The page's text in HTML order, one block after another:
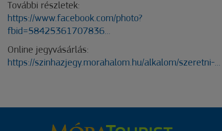
További részletek:
https://www.facebook.com/photo?
fbid=58425361707836...
Online jegyvásárlás:
https://szinhazjegy.morahalom.hu/alkalom/szeretni-...